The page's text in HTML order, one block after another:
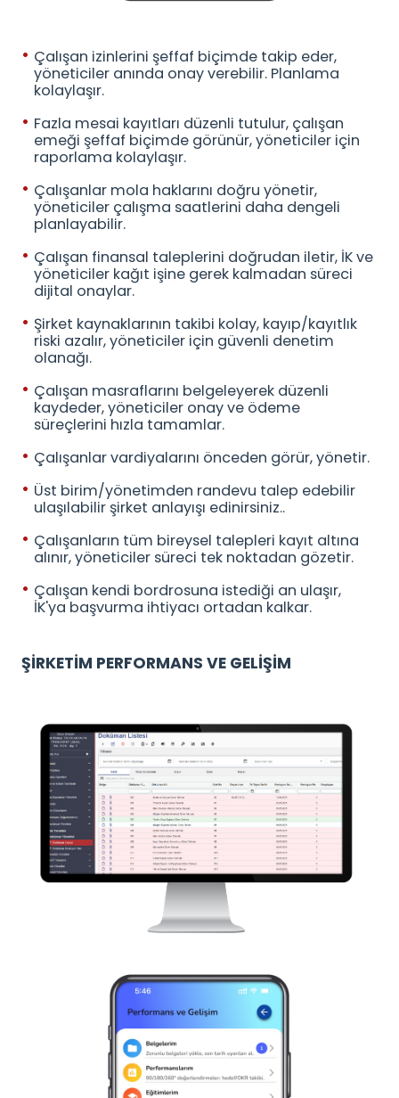
Çalışan izinlerini şeffaf biçimde takip eder,
yöneticiler anında onay verebilir. Planlama
kolaylaşır.
Fazla mesai kayıtları düzenli tutulur, çalışan
emeği şeffaf biçimde görünür, yöneticiler için
raporlama kolaylaşır.
Çalışanlar mola haklarını doğru yönetir,
yöneticiler çalışma saatlerini daha dengeli
planlayabilir.
Çalışan finansal taleplerini doğrudan iletir, İK ve
yöneticiler kağıt işine gerek kalmadan süreci
dijital onaylar.
Şirket kaynaklarının takibi kolay, kayıp/kayıtlık
riski azalır, yöneticiler için güvenli denetim
olanağı.
Çalışan masraflarını belgeleyerek düzenli
kaydeder, yöneticiler onay ve ödeme
süreçlerini hızla tamamlar.
Çalışanlar vardiyalarını önceden görür, yönetir.
Üst birim/yönetimden randevu talep edebilir
ulaşılabilir şirket anlayışı edinirsiniz..
Çalışanların tüm bireysel talepleri kayıt altına
alınır, yöneticiler süreci tek noktadan gözetir.
Çalışan kendi bordrosuna istediği an ulaşır,
İK'ya başvurma ihtiyacı ortadan kalkar.
ŞİRKETİM PERFORMANS VE GELİŞİM